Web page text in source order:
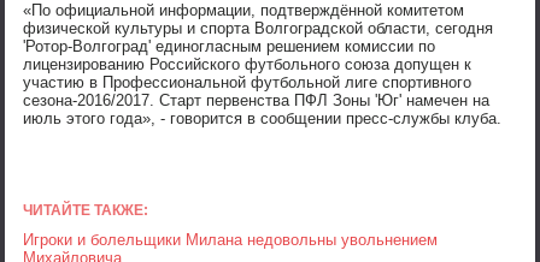
«По официальной информации, подтверждённой комитетом
физической культуры и спорта Волгоградской области, сегодня
'Ротор-Волгоград' единогласным решением комиссии по
лицензированию Российского футбольного союза допущен к
участию в Профессиональной футбольной лиге спортивного
сезона-2016/2017. Старт первенства ПФЛ Зоны 'Юг' намечен на
июль этого года», - говорится в сообщении пресс-службы клуба.
ЧИТАЙТЕ ТАКЖЕ:
Игроки и болельщики Милана недовольны увольнением
Михайловича